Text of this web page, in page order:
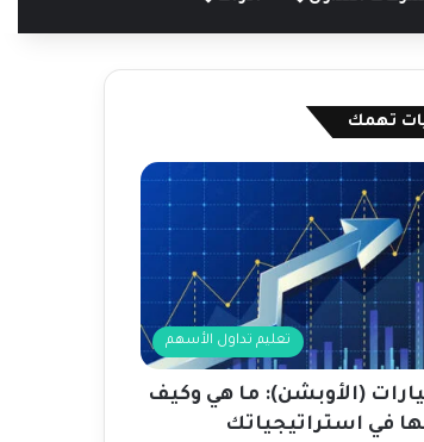
تهمك
تعليم تداول الأسهم
(الأوبشن): ما هي وكيف
في استراتيجياتك